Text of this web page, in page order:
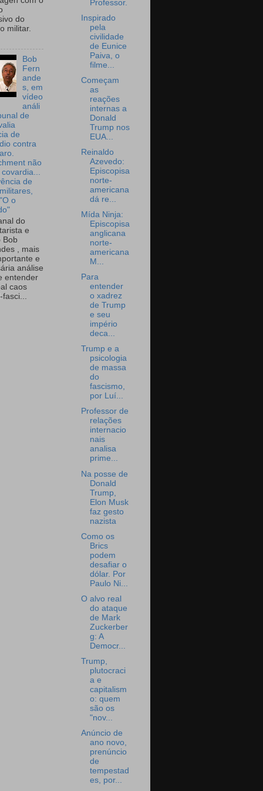
do
militar.
Bob
Fern
ande
s, em
vídeo
análi
de
de
contra
não
de
o
do
e
Bob
, mais
e
análise
entender
caos
Professor.
Inspirado
pela
civilidade
de Eunice
Paiva, o
filme...
Começam
as
reações
internas a
Donald
Trump nos
EUA...
Reinaldo
Azevedo:
Episcopisa
norte-
americana
dá re...
Mída Ninja:
Episcopisa
anglicana
norte-
americana
M...
Para
entender
o xadrez
de Trump
e seu
império
deca...
Trump e a
psicologia
de massa
do
fascismo,
por Luí...
Professor de
relações
internacio
nais
analisa
prime...
Na posse de
Donald
Trump,
Elon Musk
faz gesto
nazista
Como os
Brics
podem
desafiar o
dólar. Por
Paulo Ni...
O alvo real
do ataque
de Mark
Zuckerber
g: A
Democr...
Trump,
plutocraci
a e
capitalism
o: quem
são os
"nov...
Anúncio de
ano novo,
prenúncio
de
tempestad
es, por...